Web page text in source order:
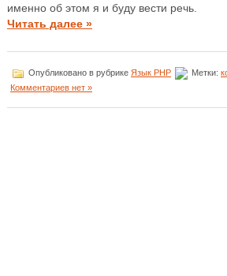
именно об этом я и буду вести речь.
Читать далее »
Опубликовано в рубрике Язык PHP Метки:
Комментариев нет »